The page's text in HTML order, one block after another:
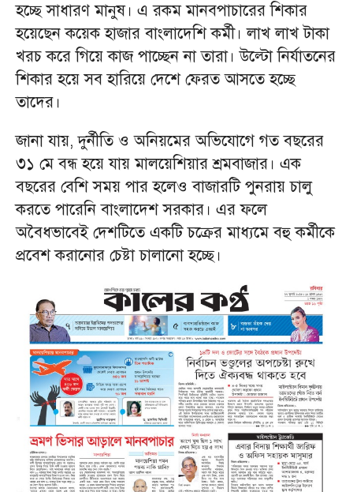
হচ্ছে সাধারণ মানুষ। এ রকম মানবপাচারের শিকার
হয়েছেন কয়েক হাজার বাংলাদেশি কর্মী। লাখ লাখ টাকা
খরচ করে গিয়ে কাজ পাচ্ছেন না তারা। উল্টো নির্যাতনের
শিকার হয়ে সব হারিয়ে দেশে ফেরত আসতে হচ্ছে
তাদের।
জানা যায়, দুর্নীতি ও অনিয়মের অভিযোগে গত বছরের
৩১ মে বন্ধ হয়ে যায় মালয়েশিয়ার শ্রমবাজার। এক
বছরের বেশি সময় পার হলেও বাজারটি পুনরায় চালু
করতে পারেনি বাংলাদেশ সরকার। এর ফলে
অবৈধভাবেই দেশটিতে একটি চক্রের মাধ্যমে বহু কর্মীকে
প্রবেশ করানোর চেষ্টা চালানো হচ্ছে।